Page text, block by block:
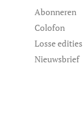
Abonneren
Colofon
Losse edities
Nieuwsbrief